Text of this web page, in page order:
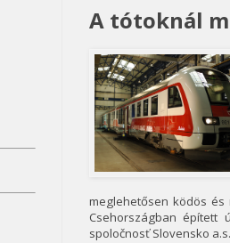
A tótoknál
meglehetősen ködös
Csehországban épített
spoločnosť Slovensko